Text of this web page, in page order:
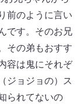
前のように言い
です。そのお兄
その弟もおすす
容は鬼にそれぞ
ジョジョの）ス
られてないの